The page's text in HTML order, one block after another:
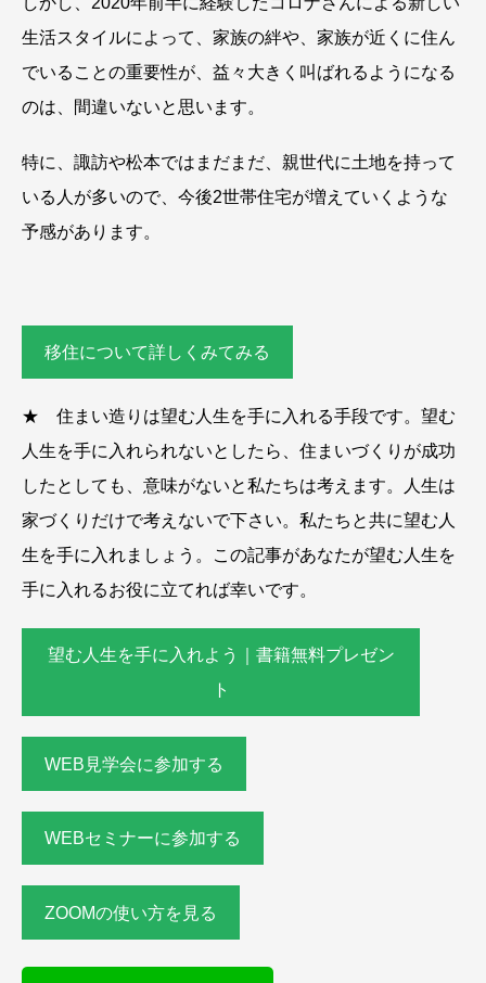
生活スタイルによって、家族の絆や、家族が近くに住ん
でいることの重要性が、益々大きく叫ばれるようになる
のは、間違いないと思います。
特に、諏訪や松本ではまだまだ、親世代に土地を持って
いる人が多いので、今後2世帯住宅が増えていくような
予感があります。
移住について詳しくみてみる
★ 住まい造りは望む人生を手に入れる手段です。望む
人生を手に入れられないとしたら、住まいづくりが成功
したとしても、意味がないと私たちは考えます。人生は
家づくりだけで考えないで下さい。私たちと共に望む人
生を手に入れましょう。この記事があなたが望む人生を
手に入れるお役に立てれば幸いです。
望む人生を手に入れよう｜書籍無料プレゼン
ト
WEB見学会に参加する
WEBセミナーに参加する
ZOOMの使い方を見る